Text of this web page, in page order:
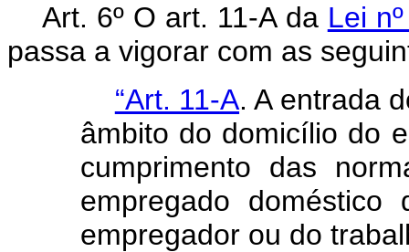
Art. 6º O art. 11-A da Lei
passa a vigorar com as
“Art. 11-A. A entrada
âmbito do domicílio do
cumprimento das
empregado doméstico
empregador ou do